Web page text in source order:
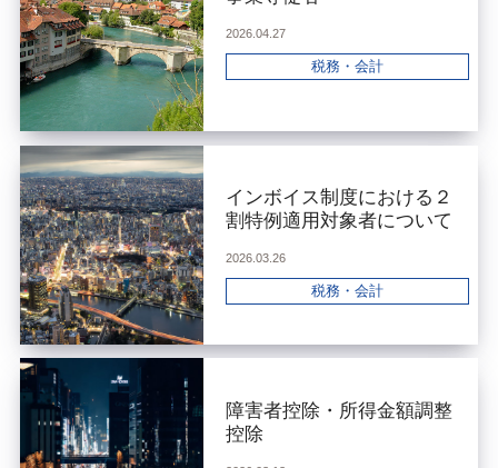
2026.04.27
税務・会計
インボイス制度における２
割特例適用対象者について
2026.03.26
税務・会計
障害者控除・所得金額調整
控除